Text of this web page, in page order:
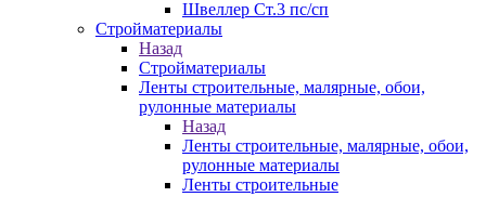
Швеллер Ст.3 пс/сп
Стройматериалы
Назад
Стройматериалы
Ленты строительные, малярные, обои,
рулонные материалы
Назад
Ленты строительные, малярные, обои,
рулонные материалы
Ленты строительные